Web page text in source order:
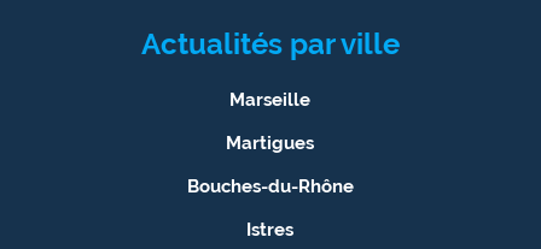
Actualités par ville
Marseille
Martigues
Bouches-du-Rhône
Istres